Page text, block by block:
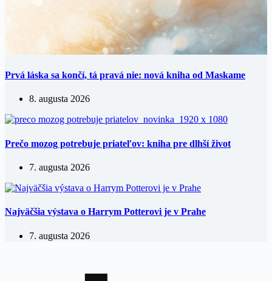
Prvá láska sa končí, tá pravá nie: nová kniha od Maskame
8. augusta 2026
Prečo mozog potrebuje priateľov: kniha pre dlhší život
7. augusta 2026
Najväčšia výstava o Harrym Potterovi je v Prahe
7. augusta 2026